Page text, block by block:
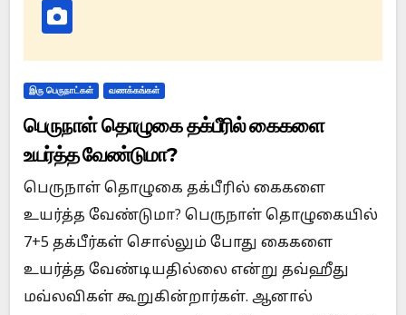
இரு பெருநாட்கள் வணக்கங்கள்
பெருநாள் தொழுகை தக்பீரில் கைகளை
உயர்த்த வேண்டுமா?
பெருநாள் தொழுகை தக்பீரில் கைகளை
உயர்த்த வேண்டுமா? பெருநாள் தொழுகையில்
7+5 தக்பீர்கள் சொல்லும் போது கைகளை
உயர்த்த வேண்டியதில்லை என்று தவ்ஹீது
மவ்லவிகள் கூறுகின்றார்கள். ஆனால்